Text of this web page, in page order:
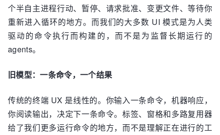
个半自主进程行动、暂停、请求批准、变更文件、等待你
重新进入循环的地方。而我们的大多数 UI 模式是为人类
驱动的命令执行而构建的，而不是为监督长期运行的
agents。
旧模型：一条命令，一个结果
传统的终端 UX 是线性的。你输入一条命令，机器响应，
你阅读输出，决定下一条命令。标签、窗格和多路复用器
给了我们更多运行命令的地方，而不是理解正在进行的工